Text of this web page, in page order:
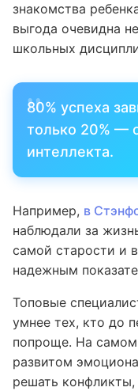
знакомства
выгода очевидна
школьных
80% успеха
только 20% —
интеллекта.
Например, в
наблюдали за
самой старости и
надежным
Топовые
умнее тех, кто до
попроще. На самом
развитом
решать конфликты,